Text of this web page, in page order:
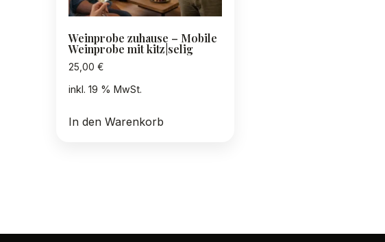
Weinprobe zuhause – Mobile
Weinprobe mit kitz|selig
25,00 €
inkl. 19 % MwSt.
In den Warenkorb